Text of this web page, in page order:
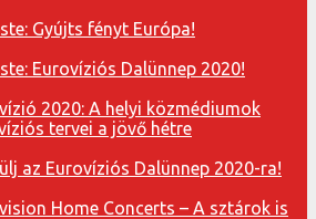
Gyújts fényt Európa!
Eurovíziós Dalünnep 2020!
2020: A helyi közmédiumok
tervei a jövő hétre
az Eurovíziós Dalünnep 2020-ra!
Home Concerts – A sztárok is